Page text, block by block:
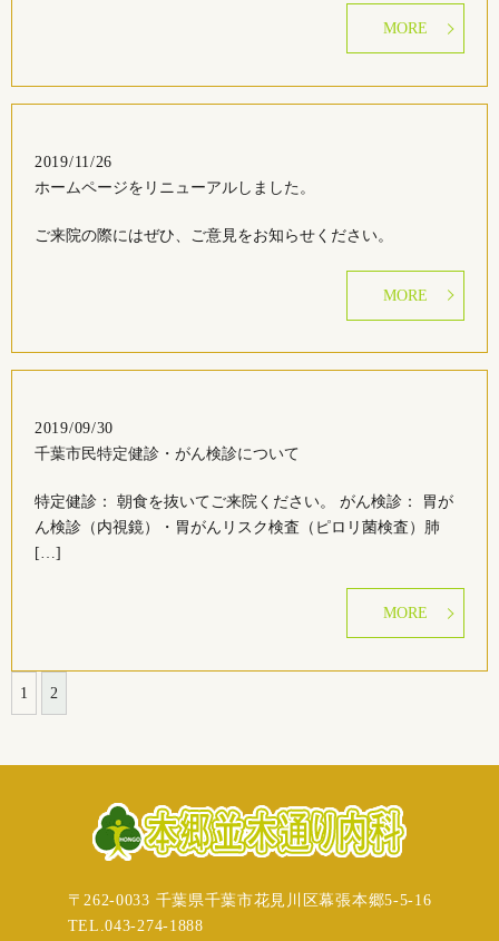
MORE
2019/11/26
ホームページをリニューアルしました。
ご来院の際にはぜひ、ご意見をお知らせください。
MORE
2019/09/30
千葉市民特定健診・がん検診について
特定健診： 朝食を抜いてご来院ください。 がん検診： 胃が
ん検診（内視鏡）・胃がんリスク検査（ピロリ菌検査）肺
[…]
MORE
1 2
〒262-0033 千葉県千葉市花見川区幕張本郷5-5-16
TEL.043-274-1888